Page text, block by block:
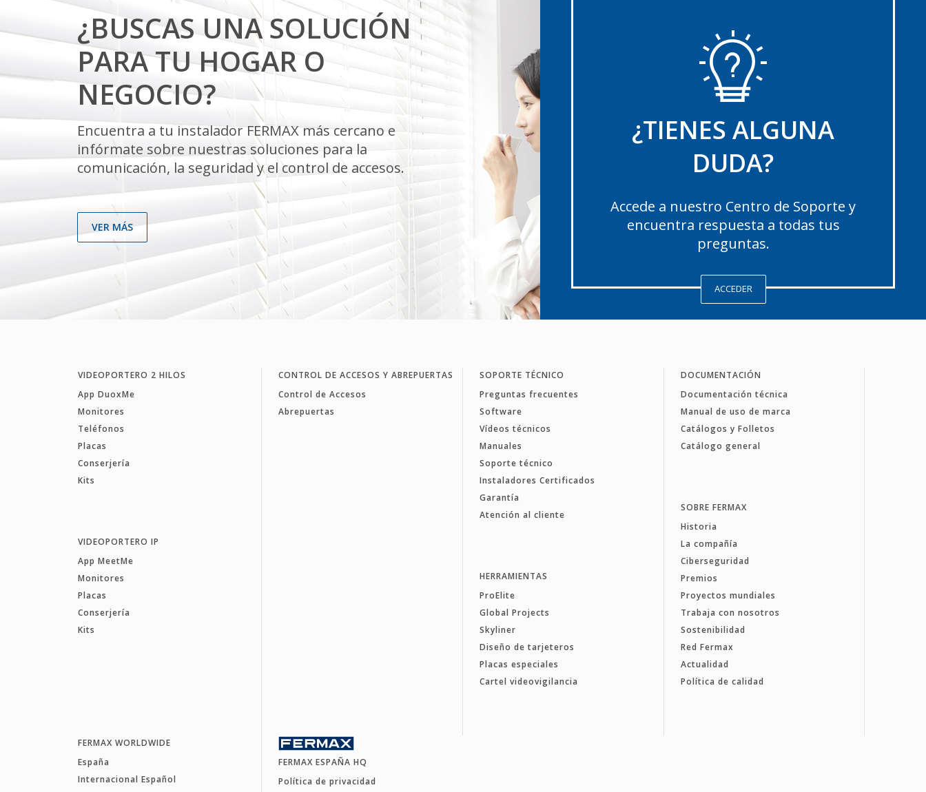
¿BUSCAS UNA SOLUCIÓN
PARA TU HOGAR O
NEGOCIO?
Encuentra a tu instalador FERMAX más cercano e
infórmate sobre nuestras soluciones para la
comunicación, la seguridad y el control de accesos.
VER MÁS
¿TIENES ALGUNA
DUDA?
Accede a nuestro Centro de Soporte y
encuentra respuesta a todas tus
preguntas.
ACCEDER
VIDEOPORTERO 2 HILOS
App DuoxMe
Monitores
Teléfonos
Placas
Conserjería
Kits
VIDEOPORTERO IP
App MeetMe
Monitores
Placas
Conserjería
Kits
CONTROL DE ACCESOS Y ABREPUERTAS
Control de Accesos
Abrepuertas
SOPORTE TÉCNICO
Preguntas frecuentes
Software
Vídeos técnicos
Manuales
Soporte técnico
Instaladores Certificados
Garantía
Atención al cliente
HERRAMIENTAS
ProElite
Global Projects
Skyliner
Diseño de tarjeteros
Placas especiales
Cartel videovigilancia
DOCUMENTACIÓN
Documentación técnica
Manual de uso de marca
Catálogos y Folletos
Catálogo general
SOBRE FERMAX
Historia
La compañía
Ciberseguridad
Premios
Proyectos mundiales
Trabaja con nosotros
Sostenibilidad
Red Fermax
Actualidad
Política de calidad
FERMAX WORLDWIDE
España
Internacional Español
FERMAX ESPAÑA HQ
Política de privacidad